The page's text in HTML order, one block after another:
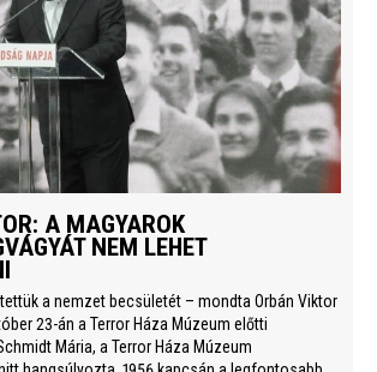
A MAGYAROK
NEM LEHET
a nemzet becsületét – mondta Orbán Viktor
23-án a Terror Háza Múzeum előtti
Mária, a Terror Háza Múzeum